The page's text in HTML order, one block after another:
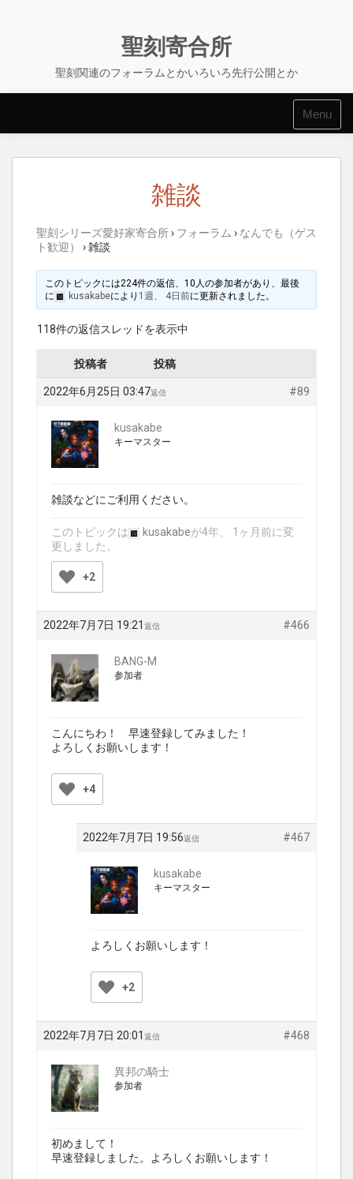
聖刻寄合所
聖刻関連のフォーラムとかいろいろ先行公開とか
Menu
雑談
聖刻シリーズ愛好家寄合所› フォーラム › なんでも（ゲス
ト歓迎）
›雑談
このトピックには224件の返信、10人の参加者があり、最後
に
kusakabeにより 1週、 4日前に更新されました。
118件の返信スレッドを表示中
投稿者 投稿
2022年6月25日 03:47 #89
返信
kusakabe
キーマスター
雑談などにご利用ください。
このトピックは kusakabeが4年、 1ヶ月前に変
更しました。
+2
2022年7月7日 19:21 #466
返信
BANG-M
参加者
こんにちわ！ 早速登録してみました！
よろしくお願いします！
+4
2022年7月7日 19:56 #467
返信
kusakabe
キーマスター
よろしくお願いします！
+2
2022年7月7日 20:01 #468
返信
異邦の騎士
参加者
初めまして！
早速登録しました。よろしくお願いします！